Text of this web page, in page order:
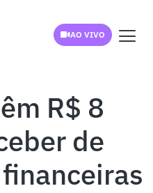
AO VIVO
R$ 8
de